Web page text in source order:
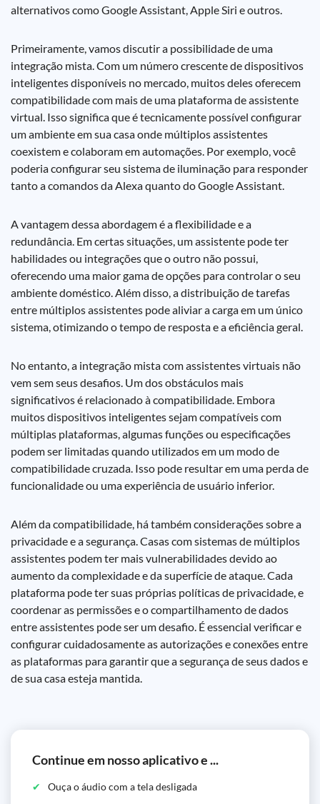
alternativos como Google Assistant, Apple Siri e outros.
Primeiramente, vamos discutir a possibilidade de uma
integração mista. Com um número crescente de dispositivos
inteligentes disponíveis no mercado, muitos deles oferecem
compatibilidade com mais de uma plataforma de assistente
virtual. Isso significa que é tecnicamente possível configurar
um ambiente em sua casa onde múltiplos assistentes
coexistem e colaboram em automações. Por exemplo, você
poderia configurar seu sistema de iluminação para responder
tanto a comandos da Alexa quanto do Google Assistant.
A vantagem dessa abordagem é a flexibilidade e a
redundância. Em certas situações, um assistente pode ter
habilidades ou integrações que o outro não possui,
oferecendo uma maior gama de opções para controlar o seu
ambiente doméstico. Além disso, a distribuição de tarefas
entre múltiplos assistentes pode aliviar a carga em um único
sistema, otimizando o tempo de resposta e a eficiência geral.
No entanto, a integração mista com assistentes virtuais não
vem sem seus desafios. Um dos obstáculos mais
significativos é relacionado à compatibilidade. Embora
muitos dispositivos inteligentes sejam compatíveis com
múltiplas plataformas, algumas funções ou especificações
podem ser limitadas quando utilizados em um modo de
compatibilidade cruzada. Isso pode resultar em uma perda de
funcionalidade ou uma experiência de usuário inferior.
Além da compatibilidade, há também considerações sobre a
privacidade e a segurança. Casas com sistemas de múltiplos
assistentes podem ter mais vulnerabilidades devido ao
aumento da complexidade e da superfície de ataque. Cada
plataforma pode ter suas próprias políticas de privacidade, e
coordenar as permissões e o compartilhamento de dados
entre assistentes pode ser um desafio. É essencial verificar e
configurar cuidadosamente as autorizações e conexões entre
as plataformas para garantir que a segurança de seus dados e
de sua casa esteja mantida.
Continue em nosso aplicativo e ...
Ouça o áudio com a tela desligada